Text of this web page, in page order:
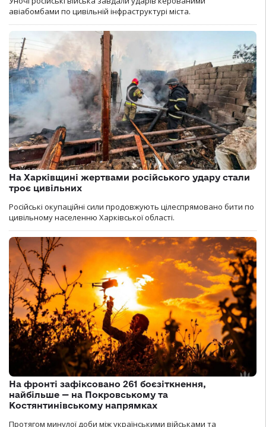
авіабомбами по цивільній інфраструктурі міста.
На Харківщині жертвами російського удару стали
троє цивільних
Російські окупаційні сили продовжують цілеспрямовано бити по
цивільному населенню Харківської області.
На фронті зафіксовано 261 боєзіткнення,
найбільше — на Покровському та
Костянтинівському напрямках
Протягом минулої доби між українськими військами та